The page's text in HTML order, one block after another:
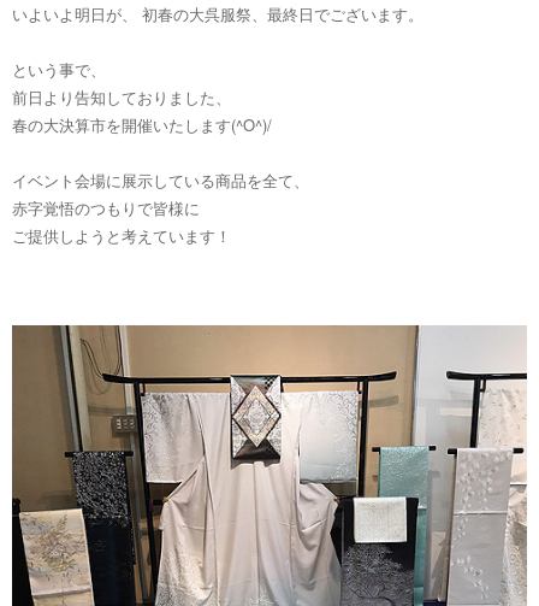
いよいよ明日が、 初春の大呉服祭、最終日でございます。
という事で、
前日より告知しておりました、
春の大決算市を開催いたします(^O^)/
イベント会場に展示している商品を全て、
赤字覚悟のつもりで皆様に
ご提供しようと考えています！